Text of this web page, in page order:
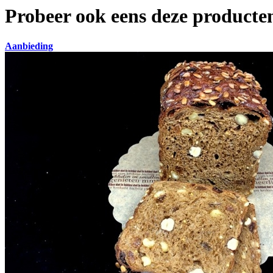
Probeer ook eens deze
Aanbieding